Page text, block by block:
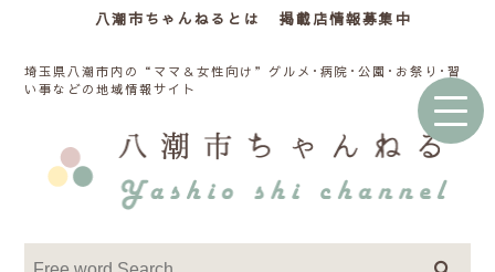
八潮市ちゃんねるとは 掲載店情報募集中
埼玉県八潮市内の“ママ＆女性向け”グルメ･病院･公園･お祭り･習
い事などの地域情報サイト